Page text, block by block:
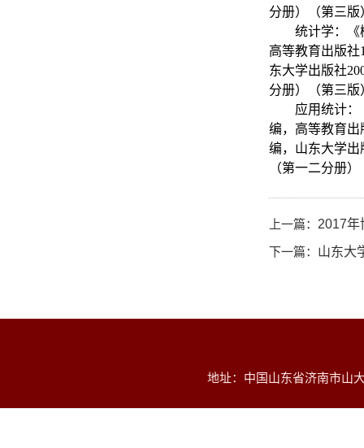
分册）（第三
统计学：《
高等教育出版社
东大学出版社
分册）（第三
应用统计
编，高等教育出
编，山东大学出
（第一二分册
上一篇： 2017年
下一篇： 山东大
地址：中国山东省济南市山